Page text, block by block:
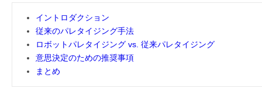
イントロダクション
従来のパレタイジング手法
ロボットパレタイジング vs. 従来パレタイジング
意思決定のための推奨事項
まとめ